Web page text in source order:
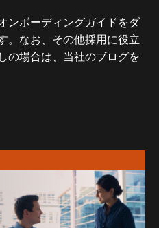
ンボーディングガイドをダ
。なお、その他採用に役立
の場合は、当社のブログを